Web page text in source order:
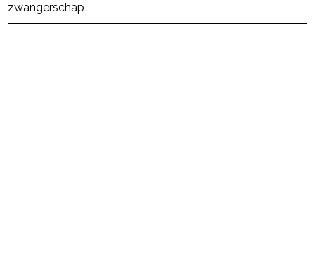
zwangerschap